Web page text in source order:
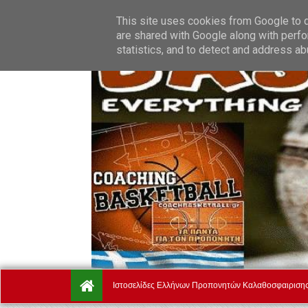
Friday, August 7. Ποιοί Είμαστε Όροι Χρήσης
Ιστοσελίδες Ελλήνων Προπονητών Καλαθοσφαιρισης
This site uses cookies from Google to
are shared with Google along with
statistics, and to detect and address